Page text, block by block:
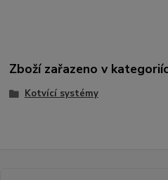
Zboží zařazeno v
Kotvící systémy